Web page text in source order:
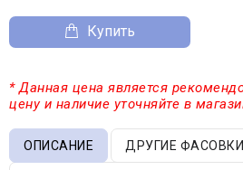
Купить
* Данная цена является
цену и наличие уточняйте в
ОПИСАНИЕ ДРУГИЕ ФАСОВКИ